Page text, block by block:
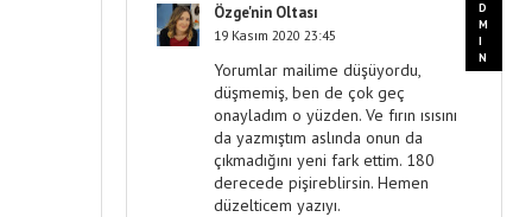
Özge'nin Oltası
19 Kasım 2020 23:45
Yorumlar mailime düşüyordu,
düşmemiş, ben de çok geç
onayladım o yüzden. Ve fırın ısısını
da yazmıştım aslında onun da
çıkmadığını yeni fark ettim. 180
derecede pişireblirsin. Hemen
düzelticem yazıyı.